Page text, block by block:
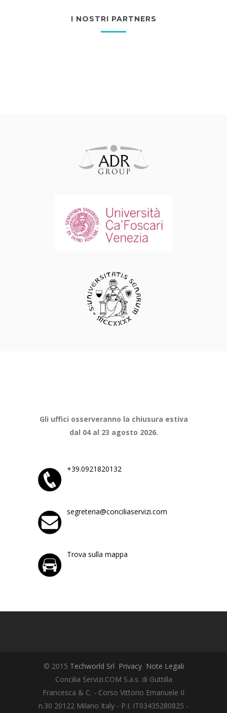
I NOSTRI PARTNERS
Gli uffici osserveranno la chiusura estiva
dal 04 al 23 agosto 2026.
+39.0921820132
segreteria@conciliaservizi.com
Trova sulla mappa
© 2015 Techworld Srl Privacy Note Legali
Concilia Servizi.COM S.a.s. di Guttilla
Francesca & C. - Corso Vittorio Emanuele II
n.30 20122 Milano Italy - P.I. IT03435280825 -